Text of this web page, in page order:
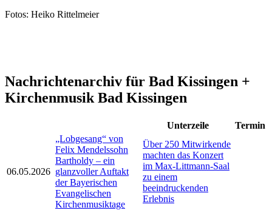
Fotos: Heiko Rittelmeier
Nachrichtenarchiv für Bad Kissingen +
Kirchenmusik Bad Kissingen
Unterzeile Termin
06.05.2026
„Lobgesang“ von
Felix Mendelssohn
Bartholdy – ein
glanzvoller Auftakt
der Bayerischen
Evangelischen
Kirchenmusiktage
Über 250 Mitwirkende
machten das Konzert
im Max-Littmann-Saal
zu einem
beeindruckenden
Erlebnis